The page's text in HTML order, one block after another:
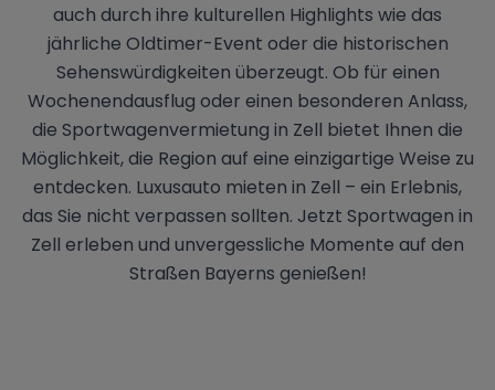
auch durch ihre kulturellen Highlights wie das
jährliche Oldtimer-Event oder die historischen
Sehenswürdigkeiten überzeugt. Ob für einen
Wochenendausflug oder einen besonderen Anlass,
die Sportwagenvermietung in Zell bietet Ihnen die
Möglichkeit, die Region auf eine einzigartige Weise zu
entdecken. Luxusauto mieten in Zell – ein Erlebnis,
das Sie nicht verpassen sollten. Jetzt Sportwagen in
Zell erleben und unvergessliche Momente auf den
Straßen Bayerns genießen!